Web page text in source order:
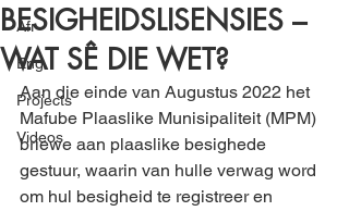
Afr
Eng
Projects
Videos
BESIGHEIDSLISENSIES –
WAT SÊ DIE WET?
Aan die einde van Augustus 2022 het
Mafube Plaaslike Munisipaliteit (MPM)
briewe aan plaaslike besighede
gestuur, waarin van hulle verwag word
om hul besigheid te registreer en